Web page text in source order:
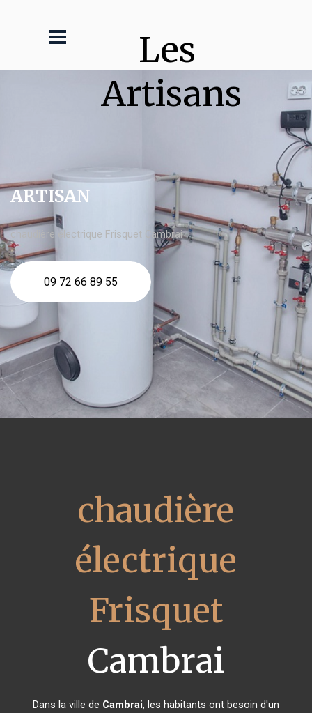
Les
Artisans
ARTISAN
chaudière électrique Frisquet Cambrai
09 72 66 89 55
chaudière
électrique
Frisquet
Cambrai
Dans la ville de Cambrai, les habitants ont besoin d'un